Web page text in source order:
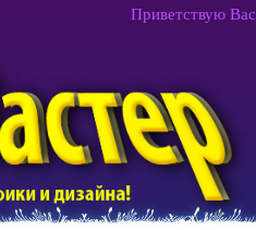
Приветствую Вас